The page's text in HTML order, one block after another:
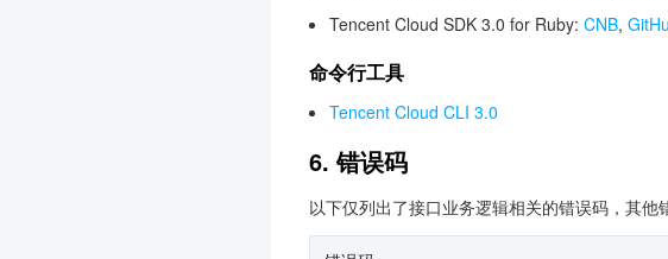
Tencent Cloud SDK 3.0 for Ruby: CNB,
命令行工具
Tencent Cloud CLI 3.0
6. 错误码
以下仅列出了接口业务逻辑相关的错误码，其他